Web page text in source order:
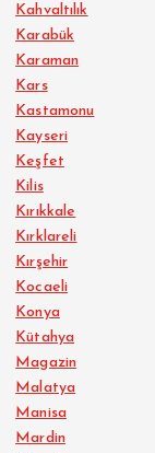
Kahvaltılık
Karabük
Karaman
Kars
Kastamonu
Kayseri
Keşfet
Kilis
Kırıkkale
Kırklareli
Kırşehir
Kocaeli
Konya
Kütahya
Magazin
Malatya
Manisa
Mardin